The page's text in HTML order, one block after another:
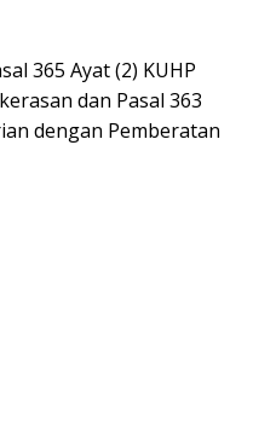
365 Ayat (2) KUHP
dan Pasal 363
dengan Pemberatan